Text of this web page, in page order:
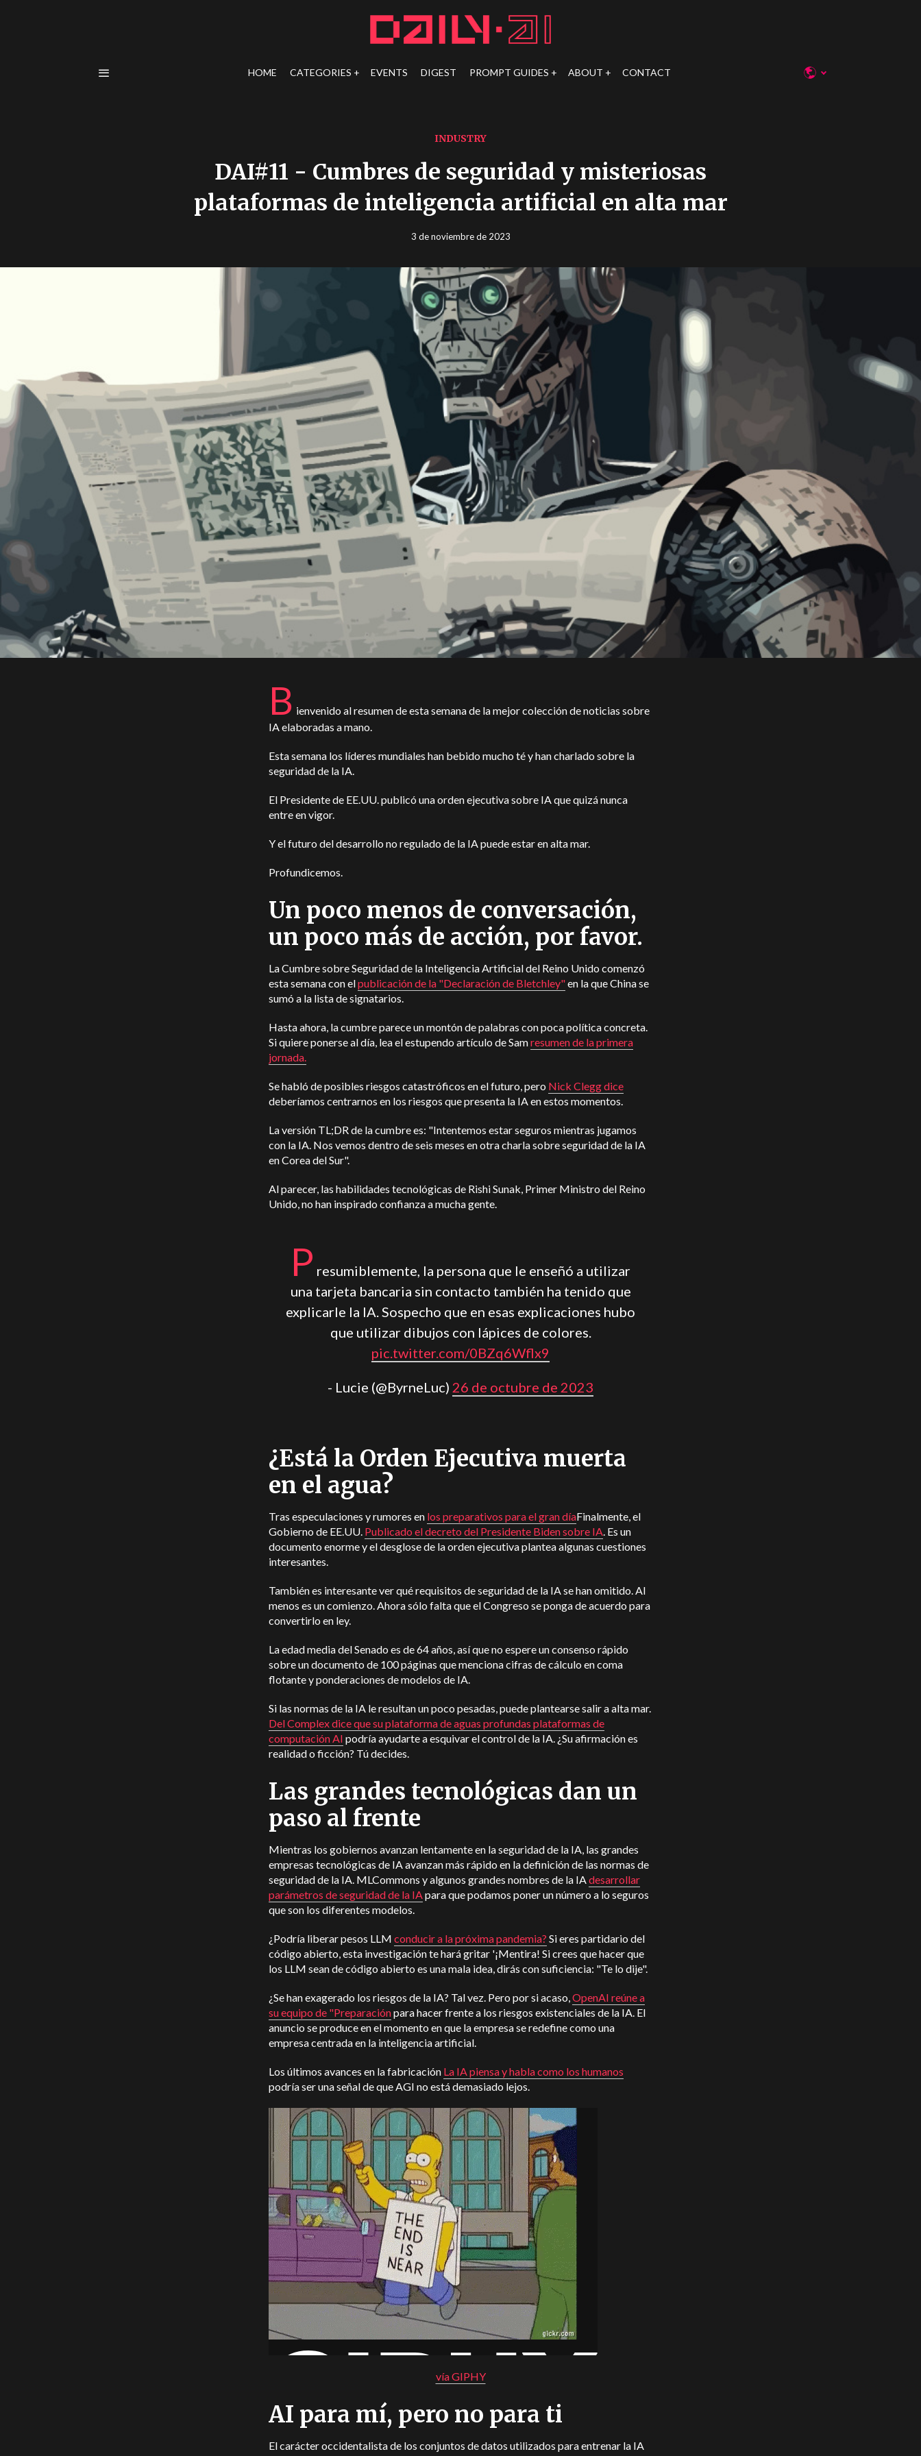
HOME CATEGORIES EVENTS DIGEST PROMPT GUIDES ABOUT CONTACT
INDUSTRY
DAI#11 - Cumbres de seguridad y misteriosas
plataformas de inteligencia artificial en alta mar
3 de noviembre de 2023
B ienvenido al resumen de esta semana de la mejor colección de noticias sobre
IA elaboradas a mano.
Esta semana los líderes mundiales han bebido mucho té y han charlado sobre la
seguridad de la IA.
El Presidente de EE.UU. publicó una orden ejecutiva sobre IA que quizá nunca
entre en vigor.
Y el futuro del desarrollo no regulado de la IA puede estar en alta mar.
Profundicemos.
Un poco menos de conversación,
un poco más de acción, por favor.
La Cumbre sobre Seguridad de la Inteligencia Artificial del Reino Unido comenzó
esta semana con elpublicación de la "Declaración de Bletchley"en la que China se
sumó a la lista de signatarios.
Hasta ahora, la cumbre parece un montón de palabras con poca política concreta.
Si quiere ponerse al día, lea el estupendo artículo de Samresumen de la primera
jornada.
Se habló de posibles riesgos catastróficos en el futuro, pero Nick Clegg dice
deberíamos centrarnos en los riesgos que presenta la IA en estos momentos.
La versión TL;DR de la cumbre es: "Intentemos estar seguros mientras jugamos
con la IA. Nos vemos dentro de seis meses en otra charla sobre seguridad de la IA
en Corea del Sur".
Al parecer, las habilidades tecnológicas de Rishi Sunak, Primer Ministro del Reino
Unido, no han inspirado confianza a mucha gente.
P resumiblemente, la persona que le enseñó a utilizar
una tarjeta bancaria sin contacto también ha tenido que
explicarle la IA. Sospecho que en esas explicaciones hubo
que utilizar dibujos con lápices de colores.
pic.twitter.com/0BZq6Wflx9
- Lucie (@ByrneLuc) 26 de octubre de 2023
¿Está la Orden Ejecutiva muerta
en el agua?
Tras especulaciones y rumores en los preparativos para el gran díaFinalmente, el
Gobierno de EE.UU. Publicado el decreto del Presidente Biden sobre IA. Es un
documento enorme y el desglose de la orden ejecutiva plantea algunas cuestiones
interesantes.
También es interesante ver qué requisitos de seguridad de la IA se han omitido. Al
menos es un comienzo. Ahora sólo falta que el Congreso se ponga de acuerdo para
convertirlo en ley.
La edad media del Senado es de 64 años, así que no espere un consenso rápido
sobre un documento de 100 páginas que menciona cifras de cálculo en coma
flotante y ponderaciones de modelos de IA.
Si las normas de la IA le resultan un poco pesadas, puede plantearse salir a alta mar.
Del Complex dice que su plataforma de aguas profundas plataformas de
computación AI podría ayudarte a esquivar el control de la IA. ¿Su afirmación es
realidad o ficción? Tú decides.
Las grandes tecnológicas dan un
paso al frente
Mientras los gobiernos avanzan lentamente en la seguridad de la IA, las grandes
empresas tecnológicas de IA avanzan más rápido en la definición de las normas de
seguridad de la IA. MLCommons y algunos grandes nombres de la IAdesarrollar
parámetros de seguridad de la IApara que podamos poner un número a lo seguros
que son los diferentes modelos.
¿Podría liberar pesos LLM conducir a la próxima pandemia? Si eres partidario del
código abierto, esta investigación te hará gritar '¡Mentira! Si crees que hacer que
los LLM sean de código abierto es una mala idea, dirás con suficiencia: "Te lo dije".
¿Se han exagerado los riesgos de la IA? Tal vez. Pero por si acaso,OpenAI reúne a
su equipo de "Preparaciónpara hacer frente a los riesgos existenciales de la IA. El
anuncio se produce en el momento en que la empresa se redefine como una
empresa centrada en la inteligencia artificial.
Los últimos avances en la fabricación La IA piensa y habla como los humanos
podría ser una señal de que AGI no está demasiado lejos.
vía GIPHY
AI para mí, pero no para ti
El carácter occidentalista de los conjuntos de datos utilizados para entrenar la IA